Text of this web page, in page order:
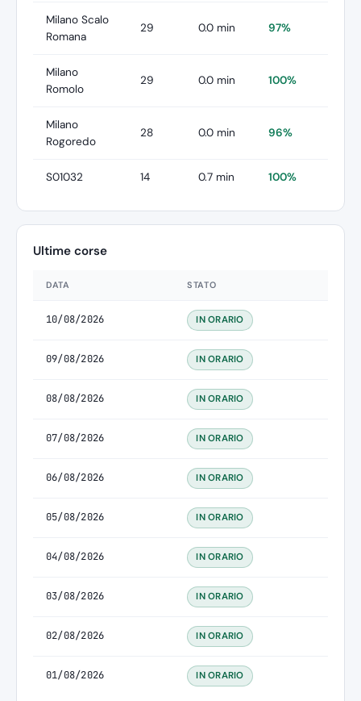
Milano Scalo
Romana
29 0.0 min 97%
Milano
Romolo
29 0.0 min 100%
Milano
Rogoredo
28 0.0 min 96%
S01032 14 0.7 min 100%
Ultime corse
DATA STATO
10/08/2026 IN ORARIO
09/08/2026 IN ORARIO
08/08/2026 IN ORARIO
07/08/2026 IN ORARIO
06/08/2026 IN ORARIO
05/08/2026 IN ORARIO
04/08/2026 IN ORARIO
03/08/2026 IN ORARIO
02/08/2026 IN ORARIO
01/08/2026 IN ORARIO